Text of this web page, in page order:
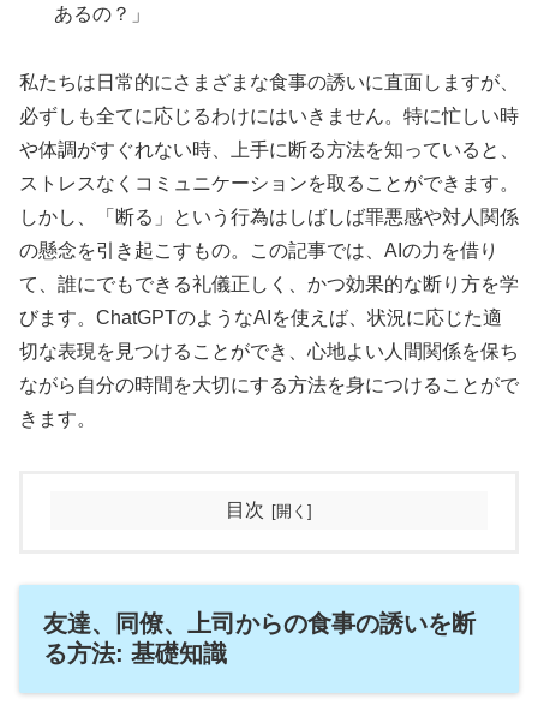
あるの？」
私たちは日常的にさまざまな食事の誘いに直面しますが、
必ずしも全てに応じるわけにはいきません。特に忙しい時
や体調がすぐれない時、上手に断る方法を知っていると、
ストレスなくコミュニケーションを取ることができます。
しかし、「断る」という行為はしばしば罪悪感や対人関係
の懸念を引き起こすもの。この記事では、AIの力を借り
て、誰にでもできる礼儀正しく、かつ効果的な断り方を学
びます。ChatGPTのようなAIを使えば、状況に応じた適
切な表現を見つけることができ、心地よい人間関係を保ち
ながら自分の時間を大切にする方法を身につけることがで
きます。
目次
友達、同僚、上司からの食事の誘いを断
る方法: 基礎知識